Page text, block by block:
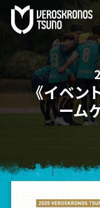
《イベン
ーム